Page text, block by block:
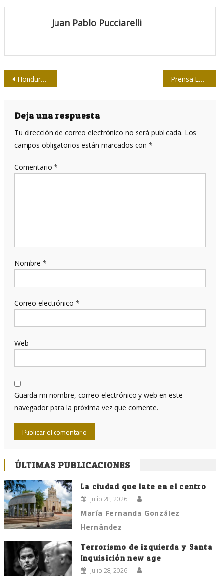
Juan Pablo Pucciarelli
Navegación
entradas
Honduras romperá acuerdo de extradición con Estados Unidos tras críticas de embajada Prensa Latina reelegida en el Consejo de Red de Noticias Franja y Ruta
Deja una respuesta
Tu dirección de correo electrónico no será publicada. Los
campos obligatorios están marcados con *
Comentario *
Nombre *
Correo electrónico *
Web
Guarda mi nombre, correo electrónico y web en este
navegador para la próxima vez que comente.
ÚLTIMAS PUBLICACIONES
La ciudad que late en el centro
julio 28, 2026
María Fernanda González
Hernández
Terrorismo de izquierda y Santa
Inquisición new age
julio 28, 2026